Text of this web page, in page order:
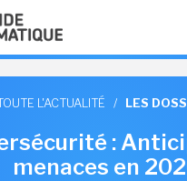
L'ACTUALITÉ / LES
:
menaces en